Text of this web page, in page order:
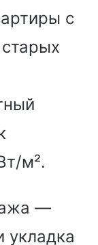
с
м².
—
укладка